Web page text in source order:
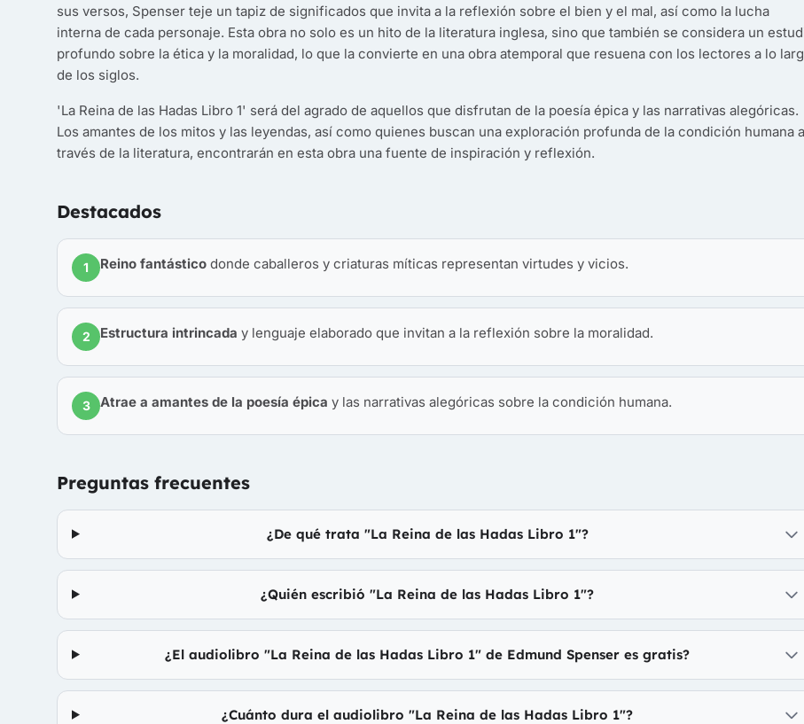
sus versos, Spenser teje un tapiz de significados que invita a la reflexión sobre el bien y el mal, así como la lucha
interna de cada personaje. Esta obra no solo es un hito de la literatura inglesa, sino que también se considera un
profundo sobre la ética y la moralidad, lo que la convierte en una obra atemporal que resuena con los lectores a lo
de los siglos.
'La Reina de las Hadas Libro 1' será del agrado de aquellos que disfrutan de la poesía épica y las narrativas alegóricas.
Los amantes de los mitos y las leyendas, así como quienes buscan una exploración profunda de la condición humana a
través de la literatura, encontrarán en esta obra una fuente de inspiración y reflexión.
Destacados
1 Reino fantástico donde caballeros y criaturas míticas representan virtudes y vicios.
2 Estructura intrincada y lenguaje elaborado que invitan a la reflexión sobre la moralidad.
3 Atrae a amantes de la poesía épica y las narrativas alegóricas sobre la condición humana.
Preguntas frecuentes
¿De qué trata "La Reina de las Hadas Libro 1"?
¿Quién escribió "La Reina de las Hadas Libro 1"?
¿El audiolibro "La Reina de las Hadas Libro 1" de Edmund Spenser es gratis?
¿Cuánto dura el audiolibro "La Reina de las Hadas Libro 1"?